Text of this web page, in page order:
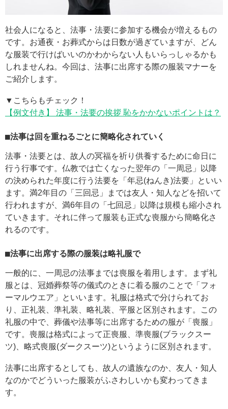
社会人になると、法事・法要に参加する機会が増えるもの
です。お通夜・お葬式からは日数が過ぎていますが、どん
な服装で行けばいいのかわからない人もいらっしゃるかも
しれませんね。今回は、法事に出席する際の服装マナーを
ご紹介します。
▼こちらもチェック！
【例文付き】 法事・法要の挨拶 恥をかかないポイントは？
■法事は回を重ねるごとに簡略化されていく
法事・法要とは、故人の冥福を祈り供養するために命日に
行う行事です。仏教では亡くなった翌年の「一周忌」以降
の決められた年度に行う法要を「年忌(ねんき)法要」といい
ます。満2年目の「三回忌」までは友人・知人などを招いて
行われますが、満6年目の「七回忌」以降は規模も縮小され
ていきます。それに伴って服装も正式な喪服から簡略化さ
れるのです。
■法事に出席する際の服装は略礼服で
一般的に、一周忌の法事までは喪服を着用します。まず礼
服とは、冠婚葬祭等の儀式のときに着る服のことで「フォ
ーマルウエア」といいます。礼服は格式で分けられてお
り、正礼装、準礼装、略礼装、平服と区別されます。この
礼服の中で、葬儀や法事等に出席するための服が「喪服」
です。喪服は格式によって正喪服、準喪服(ブラックスー
ツ)、略式喪服(ダークスーツ)というように区別されます。
法事に出席するとしても、故人の遺族なのか、友人・知人
なのかでどういった服装がふさわしいかも変わってきま
す。